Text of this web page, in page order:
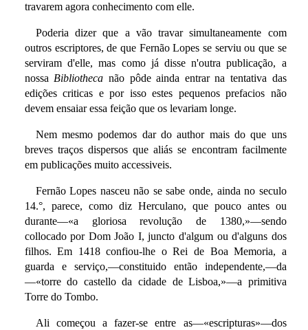
travarem agora conhecimento com elle.
Poderia dizer que a vão travar simultaneamente com
outros escriptores, de que Fernão Lopes se serviu ou que se
serviram d'elle, mas como já disse n'outra publicação, a
nossa Bibliotheca não pôde ainda entrar na tentativa das
edições criticas e por isso estes pequenos prefacios não
devem ensaiar essa feição que os levariam longe.
Nem mesmo podemos dar do author mais do que uns
breves traços dispersos que aliás se encontram facilmente
em publicações muito accessiveis.
Fernão Lopes nasceu não se sabe onde, ainda no seculo
14.°, parece, como diz Herculano, que pouco antes ou
durante—«a gloriosa revolução de 1380,»—sendo
collocado por Dom João I, juncto d'algum ou d'alguns dos
filhos. Em 1418 confiou-lhe o Rei de Boa Memoria, a
guarda e serviço,—constituido então independente,—da
—«torre do castello da cidade de Lisboa,»—a primitiva
Torre do Tombo.
Ali começou a fazer-se entre as—«escripturas»—dos